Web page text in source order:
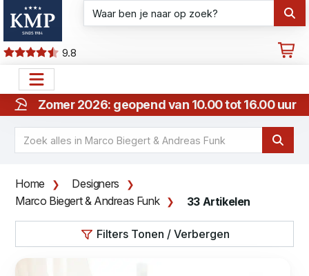
9.8
Zomer 2026: geopend van 10.00 tot 16.00 uur
Home
Designers
Marco Biegert & Andreas Funk
33 Artikelen
Filters Tonen / Verbergen